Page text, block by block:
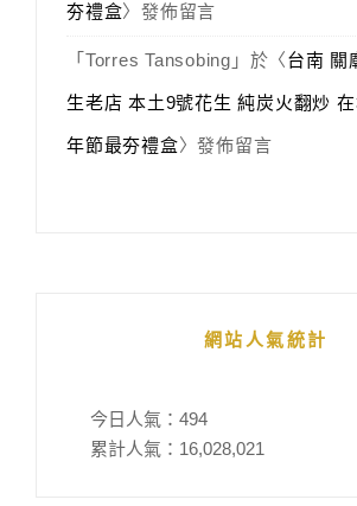
夯禮盒〉發佈留言
「 Torres Tansobing 」於〈台南 關
生老店 本土9號花生 純炭火翻炒
年節最夯禮盒〉發佈留言
網站人氣統計
今日人氣： 494
累計人氣： 16,028,021